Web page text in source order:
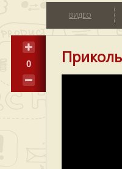
ВИДЕО
0